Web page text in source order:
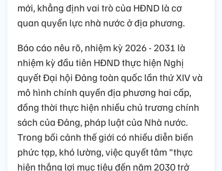
mới, khẳng định vai trò của HĐND là cơ
quan quyền lực nhà nước ở địa phương.
Báo cáo nêu rõ, nhiệm kỳ 2026 - 2031 là
nhiệm kỳ đầu tiên HĐND thực hiện Nghị
quyết Đại hội Đảng toàn quốc lần thứ XIV và
mô hình chính quyền địa phương hai cấp,
đồng thời thực hiện nhiều chủ trương chính
sách của Đảng, pháp luật của Nhà nước.
Trong bối cảnh thế giới có nhiều diễn biến
phức tạp, khó lường, việc quyết tâm "thực
hiện thắng lợi mục tiêu đến năm 2030 trở